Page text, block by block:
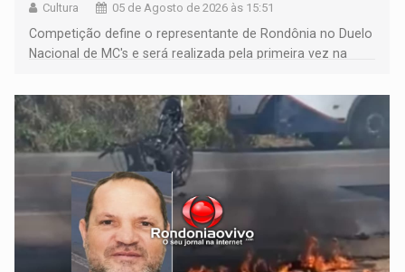
Cultura 05 de Agosto de 2026 às 15:51
Competição define o representante de Rondônia no Duelo
Nacional de MC's e será realizada pela primeira vez na